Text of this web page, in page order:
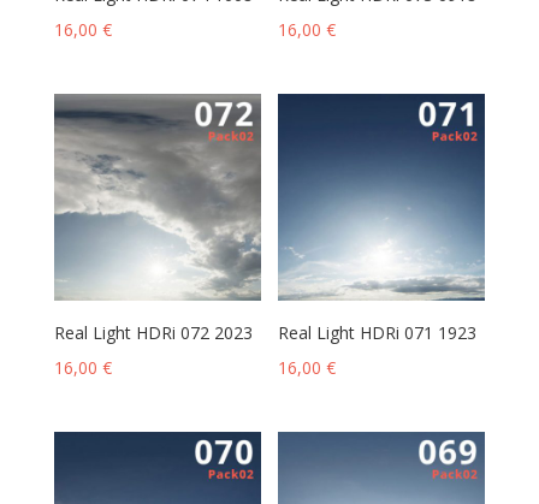
16,00 €
16,00€
Real Light HDRi 072 2023
16,00 €
Real Light HDRi 071 1923
16,00€